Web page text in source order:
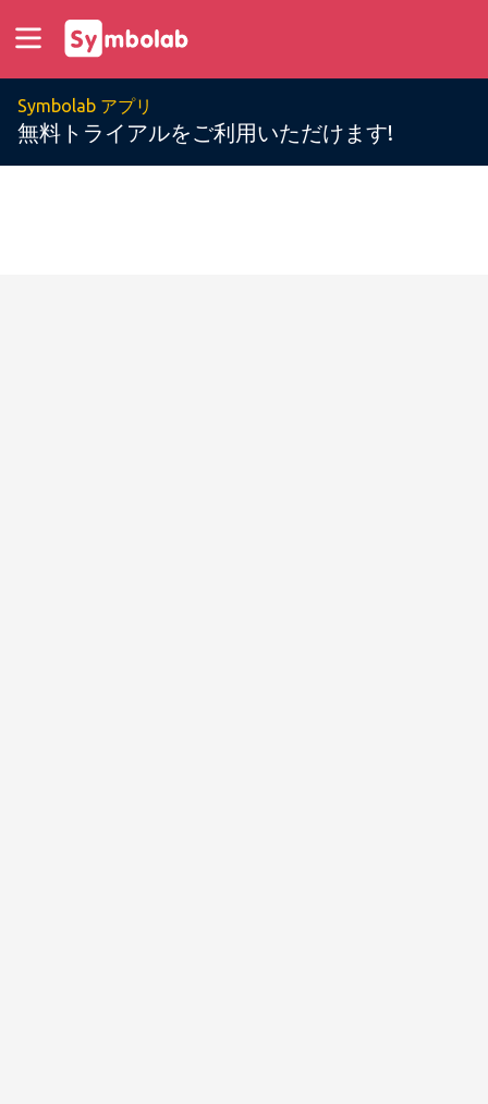
Symbolab アプリ
無料トライアルをご利用いただけます!